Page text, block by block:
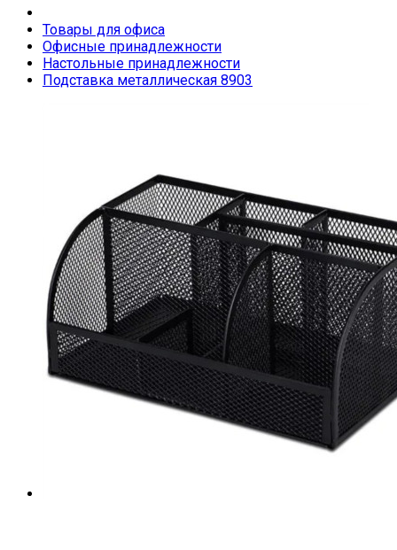
Товары для офиса
Офисные принадлежности
Настольные принадлежности
Подставка металлическая 8903